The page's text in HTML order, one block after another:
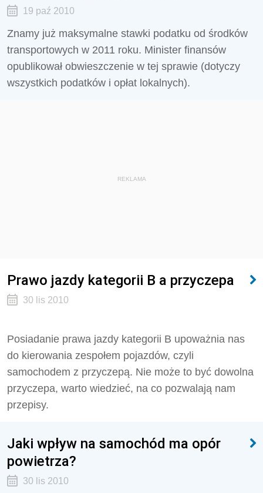
19 paź 2010
Znamy już maksymalne stawki podatku od środków
transportowych w 2011 roku. Minister finansów
opublikował obwieszczenie w tej sprawie (dotyczy
wszystkich podatków i opłat lokalnych).
REKLAMA
Prawo jazdy kategorii B a przyczepa
30 lis 2010
Posiadanie prawa jazdy kategorii B upoważnia nas
do kierowania zespołem pojazdów, czyli
samochodem z przyczepą. Nie może to być dowolna
przyczepa, warto wiedzieć, na co pozwalają nam
przepisy.
Jaki wpływ na samochód ma opór
powietrza?
30 lis 2010